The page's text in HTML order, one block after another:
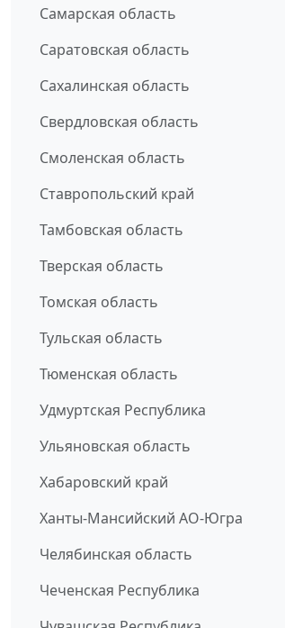
Самарская область
Саратовская область
Сахалинская область
Свердловская область
Смоленская область
Ставропольский край
Тамбовская область
Тверская область
Томская область
Тульская область
Тюменская область
Удмуртская Республика
Ульяновская область
Хабаровский край
Ханты-Мансийский АО-Югра
Челябинская область
Чеченская Республика